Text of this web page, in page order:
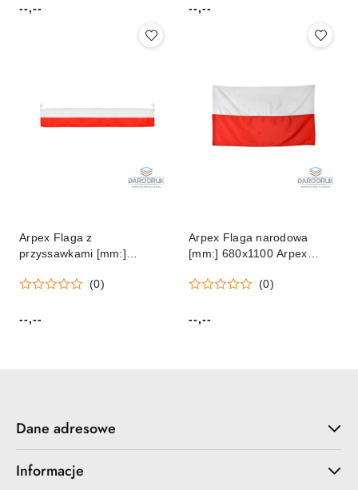
Cena:
--,--
Cena:
--,--
Arpex Flaga z
przyssawkami [mm:]
(0)
Cena:
--,--
Arpex Flaga narodowa
[mm:] 680x1100 Arpex
(0)
Cena:
--,--
Dane adresowe
Informacje